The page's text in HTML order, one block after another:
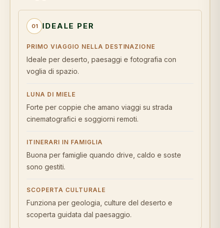
01 IDEALE PER
PRIMO VIAGGIO NELLA DESTINAZIONE
Ideale per deserto, paesaggi e fotografia con
voglia di spazio.
LUNA DI MIELE
Forte per coppie che amano viaggi su strada
cinematografici e soggiorni remoti.
ITINERARI IN FAMIGLIA
Buona per famiglie quando drive, caldo e soste
sono gestiti.
SCOPERTA CULTURALE
Funziona per geologia, culture del deserto e
scoperta guidata dal paesaggio.